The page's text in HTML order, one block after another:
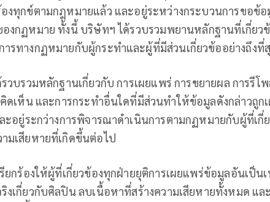
องทุกข์ตามกฎหมายแล้ว และอยู่ระหว่างกระบวนการขอข้
งกฏหมาย ทั้งนี้ บริษัทฯ ได้รวบรวมพยานหลักฐานที่เกี่ยว
ารทางกฏหมายกับผู้กระทำและผู้ที่มีส่วนเกี่ยวข้ออย่างถึงที่
บรวมหลักฐานเกี่ยวกับ การเผยแพร่ การขยายผล การรีโ
ดเห็น และการกระทำอื่นใดที่มีส่วนทำให้ข้อมูลดังกล่าวถูก
ะอยู่ระกว่างการพิจารณาดำเนินการตามกฏหมายกับผู้ที่เกี่
มเสียหายที่เกิดขึ้นต่อไป
กร้องให้ผู้ที่เกี่ยวข้องทุกฝ่ายยุติการเผยแพร่ข้อมูลอันเป็นเ
งเกี่ยวกับศิลปิน ลบเนื้อหาที่สร้างความเสียหายทั้งหมด แล